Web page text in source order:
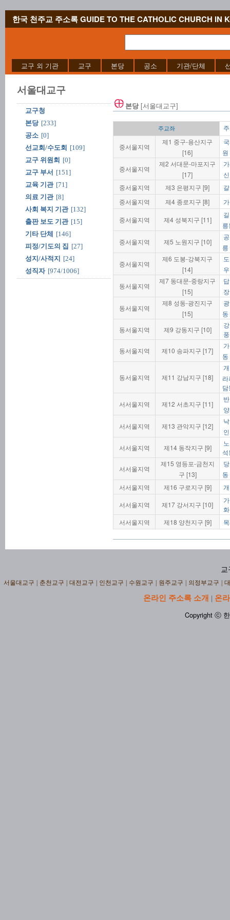
한국 천주교 주소록 GUIDE TO THE CATHOLIC CHURCH IN
교구 외 기관 교구 본당 공소 기관/단체
서울대교구
교구청
본당 [233]
공소 [0]
선교회/수도회 [109]
교구 위원회 [0]
교구 부서 [151]
교육 기관 [71]
의료 기관 [8]
사회 복지 기관 [132]
출판 보도 기관 [15]
기타 단체
[146]
피정/기도의 집 [27]
성지/사적지
[24]
성직자 [974/1006]
본당[서울대교구]
주교좌
중서울지역
제1 중구-용산지구
[16]
원
중서울지역
제2 서대문-마포지구
[17]
중서울지역 제3 은평지구 [9]
중서울지역 제4 종로지구 [8]
중서울지역 제4 성북지구 [11]
릉
중서울지역 제5 노원지구 [10]
릉
중서울지역
제6 도봉-강북지구
[14]
동서울지역
제7 동대문-중랑지구
[15]
동서울지역
제8 성동-광진지구
[15]
동
동서울지역
제9 강동지구 [10]
동서울지역 제10 송파지구 [17]
동
동서울지역 제11 강남지구 [18]
라
담
서서울지역 제12 서초지구 [11]
서서울지역 제13 관악지구 [12]
서서울지역 제14 동작지구 [9]
석
서서울지역
제15 영등포-금천지
구 [13]
동
서서울지역
제16 구로지구 [9]
서서울지역 제17 강서지구 [10]
서서울지역 제18 양천지구 [9]
교
서울대교구 춘천교구 대전교구 인천교구 수원교구 원주교구 의정부교구
온라인 주소록 소개 | 온
Copyright ⓒ